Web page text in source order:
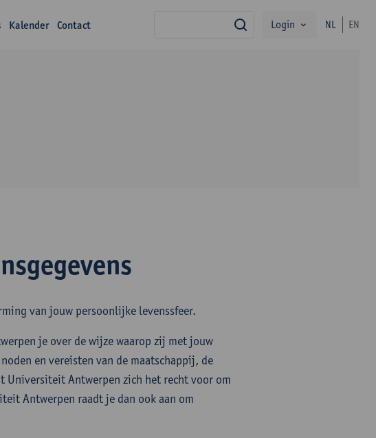
Kalender Contact zoekLogin NL EN
van jouw persoonlijke levenssfeer.
je over de wijze waarop zij met jouw
en vereisten van de maatschappij, de
Universiteit Antwerpen zich het recht voor om
Antwerpen raadt je dan ook aan om